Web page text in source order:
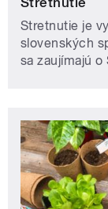
Stretnutie je
slovenských
sa zaujímajú